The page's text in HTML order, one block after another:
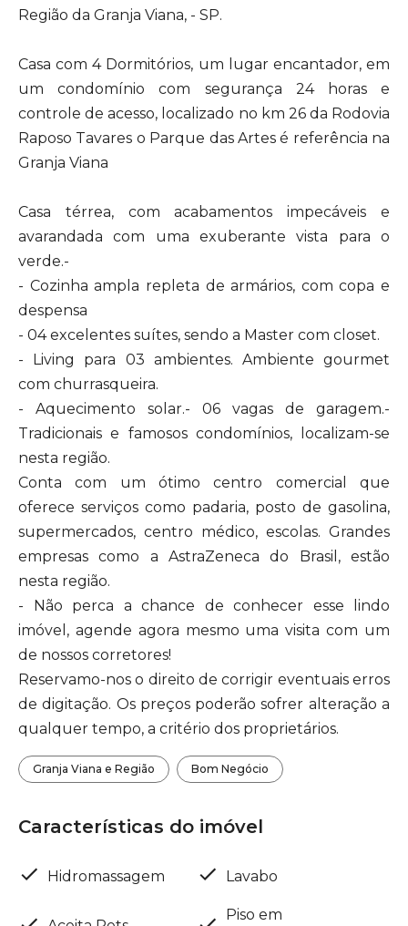
Região da Granja Viana, - SP.
Casa com 4 Dormitórios, um lugar encantador, em
um condomínio com segurança 24 horas e
controle de acesso, localizado no km 26 da Rodovia
Raposo Tavares o Parque das Artes é referência na
Granja Viana
Casa térrea, com acabamentos impecáveis e
avarandada com uma exuberante vista para o
verde.-
- Cozinha ampla repleta de armários, com copa e
despensa
- 04 excelentes suítes, sendo a Master com closet.
- Living para 03 ambientes. Ambiente gourmet
com churrasqueira.
- Aquecimento solar.- 06 vagas de garagem.-
Tradicionais e famosos condomínios, localizam-se
nesta região.
Conta com um ótimo centro comercial que
oferece serviços como padaria, posto de gasolina,
supermercados, centro médico, escolas. Grandes
empresas como a AstraZeneca do Brasil, estão
nesta região.
- Não perca a chance de conhecer esse lindo
imóvel, agende agora mesmo uma visita com um
de nossos corretores!
Reservamo-nos o direito de corrigir eventuais erros
de digitação. Os preços poderão sofrer alteração a
qualquer tempo, a critério dos proprietários.
Granja Viana e Região Bom Negócio
Características do imóvel
Hidromassagem Lavabo
Piso em